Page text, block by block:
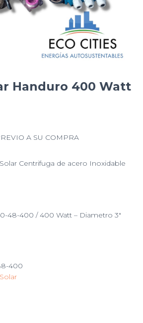
Handuro 400 Watt
A SU COMPRA
Centrifuga de acero Inoxidable
48-400 / 400 Watt – Diametro 3″
400